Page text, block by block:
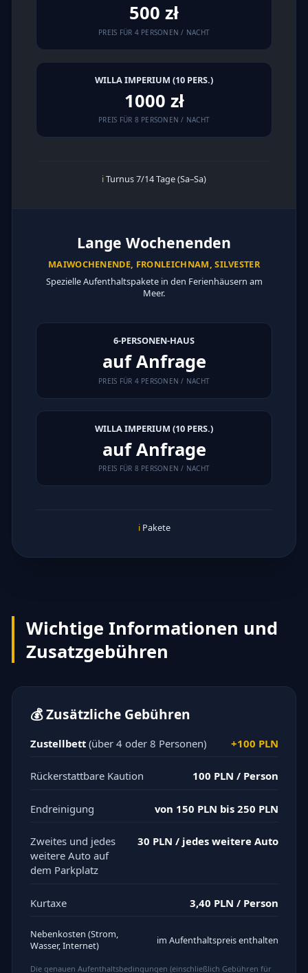
500 zł
PREIS FÜR 4 PERSONEN / NACHT
WILLA IMPERIUM (10 PERS.)
1000 zł
PREIS FÜR 8 PERSONEN / NACHT
ℹTurnus 7/14 Tage (Sa–Sa)
Lange Wochenenden
MAIWOCHENENDE, FRONLEICHNAM, SILVESTER
Spezielle Aufenthaltspakete in den Ferienhäusern am
Meer.
6-PERSONEN-HAUS
auf Anfrage
PREIS FÜR 4 PERSONEN / NACHT
WILLA IMPERIUM (10 PERS.)
auf Anfrage
PREIS FÜR 8 PERSONEN / NACHT
ℹ Pakete
Wichtige Informationen und
Zusatzgebühren
💰Zusätzliche Gebühren
Zustellbett (über 4 oder 8 Personen) +100 PLN
Rückerstattbare Kaution 100 PLN / Person
Endreinigung von 150 PLN bis 250 PLN
Zweites und jedes
weitere Auto auf
dem Parkplatz
30 PLN / jedes weitere Auto
Kurtaxe 3,40 PLN / Person
Nebenkosten (Strom,
Wasser, Internet)
im Aufenthaltspreis enthalten
Die genauen Aufenthaltsbedingungen (einschließlich Gebühren für